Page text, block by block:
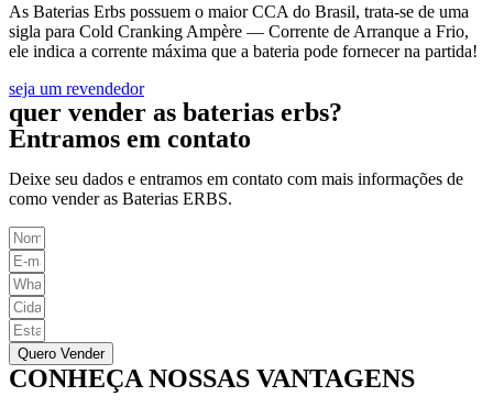
As Baterias Erbs possuem o maior CCA do Brasil, trata-se de uma
sigla para Cold Cranking Ampère — Corrente de Arranque a Frio,
ele indica a corrente máxima que a bateria pode fornecer na partida!
seja um revendedor
quer vender as baterias erbs?
Entramos em contato
Deixe seu dados e entramos em contato com mais informações de
como vender as Baterias ERBS.
Quero Vender
CONHEÇA NOSSAS VANTAGENS